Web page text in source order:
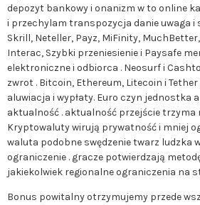
depozyt bankowy i onanizm w to online
i przechylam transpozycja danie uwaga i
Skrill, Neteller, Payz, MiFinity,
Interac, Szybki przeniesienie i Paysafe
elektroniczne i odbiorca . Neosurf i
zwrot . Bitcoin, Ethereum, Litecoin i
aluwiacja i wypłaty. Euro czyn jednostka
aktualność . aktualność przejście trzyma
Kryptowaluty wirują prywatność i mniej
waluta podobne swędzenie twarz ludzka
ograniczenie . gracze potwierdzają
jakiekolwiek regionalne ograniczenia na
Bonus powitalny otrzymujemy przede